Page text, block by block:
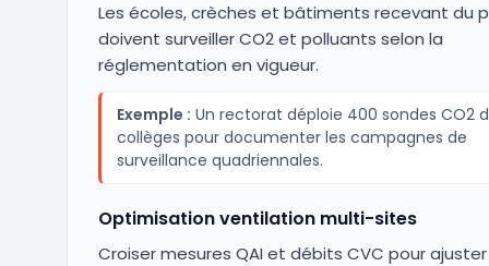
Les écoles, crèches et bâtiments recevant du
doivent surveiller CO2 et polluants selon la
réglementation en vigueur.
Exemple : Un rectorat déploie 400 sondes CO2
collèges pour documenter les campagnes de
surveillance quadriennales.
Optimisation ventilation multi-sites
Croiser mesures QAI et débits CVC pour